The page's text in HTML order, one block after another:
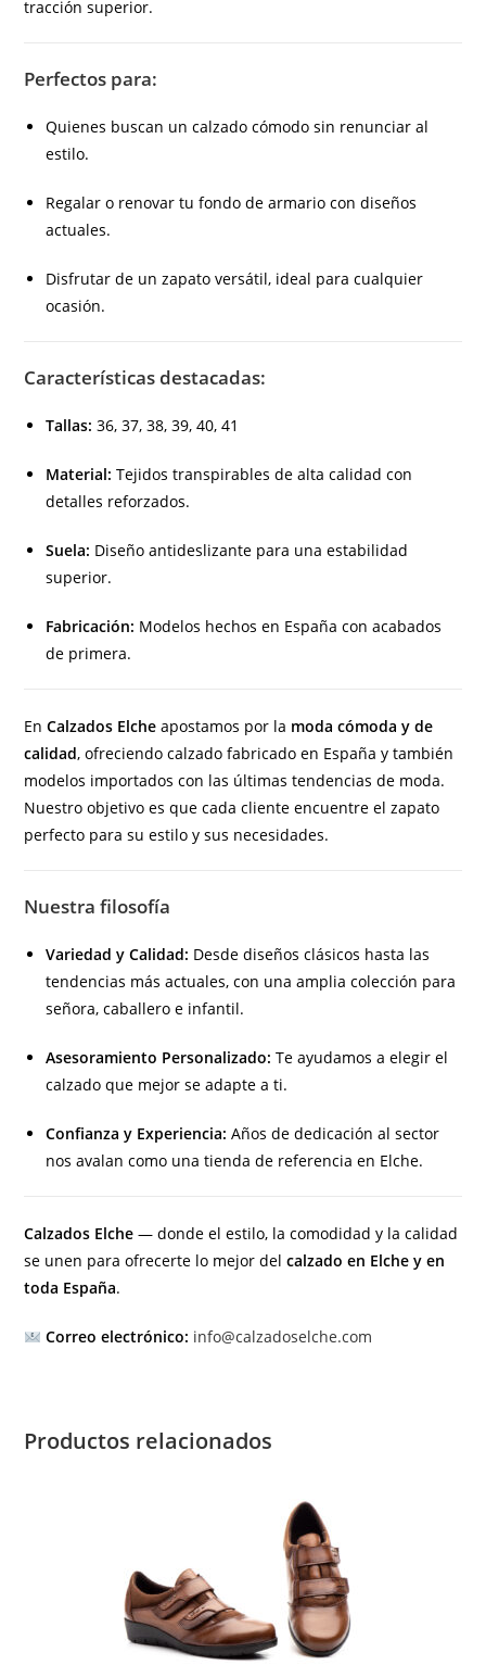
tracción superior.
Perfectos para:
Quienes buscan un calzado cómodo sin renunciar al
estilo.
Regalar o renovar tu fondo de armario con diseños
actuales.
Disfrutar de un zapato versátil, ideal para cualquier
ocasión.
Características destacadas:
Tallas: 36, 37, 38, 39, 40, 41
Material: Tejidos transpirables de alta calidad con
detalles reforzados.
Suela: Diseño antideslizante para una estabilidad
superior.
Fabricación: Modelos hechos en España con acabados
de primera.
EnCalzados Elche apostamos por la moda cómoda y de
calidad, ofreciendo calzado fabricado en España y también
modelos importados con las últimas tendencias de moda.
Nuestro objetivo es que cada cliente encuentre el zapato
perfecto para su estilo y sus necesidades.
Nuestra filosofía
Variedad y Calidad: Desde diseños clásicos hasta las
tendencias más actuales, con una amplia colección para
señora, caballero e infantil.
Asesoramiento Personalizado: Te ayudamos a elegir el
calzado que mejor se adapte a ti.
Confianza y Experiencia: Años de dedicación al sector
nos avalan como una tienda de referencia en Elche.
Calzados Elche — donde el estilo, la comodidad y la calidad
se unen para ofrecerte lo mejor delcalzado en Elche y en
toda España.
Correo electrónico: info@calzadoselche.com
Productos relacionados